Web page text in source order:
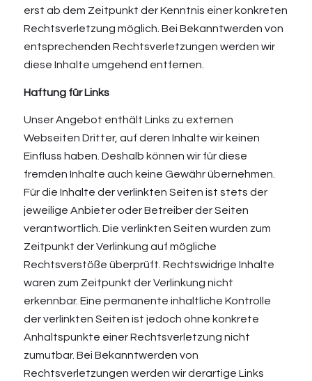
erst ab dem Zeitpunkt der Kenntnis einer konkreten
Rechtsverletzung möglich. Bei Bekanntwerden von
entsprechenden Rechtsverletzungen werden wir
diese Inhalte umgehend entfernen.
Haftung für Links
Unser Angebot enthält Links zu externen
Webseiten Dritter, auf deren Inhalte wir keinen
Einfluss haben. Deshalb können wir für diese
fremden Inhalte auch keine Gewähr übernehmen.
Für die Inhalte der verlinkten Seiten ist stets der
jeweilige Anbieter oder Betreiber der Seiten
verantwortlich. Die verlinkten Seiten wurden zum
Zeitpunkt der Verlinkung auf mögliche
Rechtsverstöße überprüft. Rechtswidrige Inhalte
waren zum Zeitpunkt der Verlinkung nicht
erkennbar. Eine permanente inhaltliche Kontrolle
der verlinkten Seiten ist jedoch ohne konkrete
Anhaltspunkte einer Rechtsverletzung nicht
zumutbar. Bei Bekanntwerden von
Rechtsverletzungen werden wir derartige Links